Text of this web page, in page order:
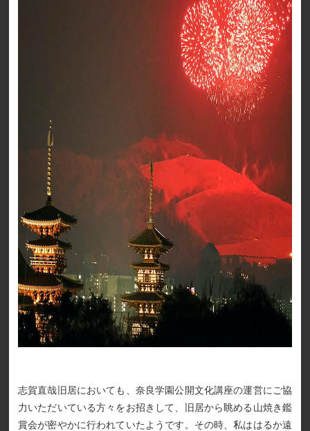
志賀直哉旧居においても、奈良学園公開文化講座の運営にご協
力いただいている方々をお招きして、旧居から眺める山焼き鑑
賞会が密やかに行われていたようです。その時、私ははるか遠